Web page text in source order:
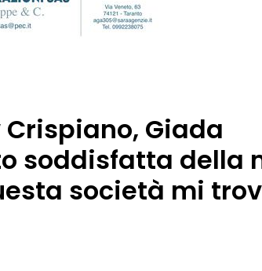
Crispiano, Giada
soddisfatta della
società mi